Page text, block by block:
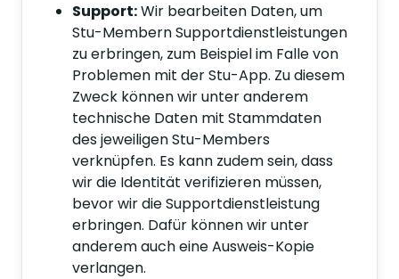
Support:Wir bearbeiten Daten, um
Stu-Membern Supportdienstleistungen
zu erbringen, zum Beispiel im Falle von
Problemen mit der Stu-App. Zu diesem
Zweck können wir unter anderem
technische Daten mit Stammdaten
des jeweiligen Stu-Members
verknüpfen. Es kann zudem sein, dass
wir die Identität verifizieren müssen,
bevor wir die Supportdienstleistung
erbringen. Dafür können wir unter
anderem auch eine Ausweis-Kopie
verlangen.